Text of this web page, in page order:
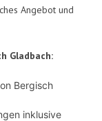
Angebot und
Gladbach:
Bergisch
inklusive